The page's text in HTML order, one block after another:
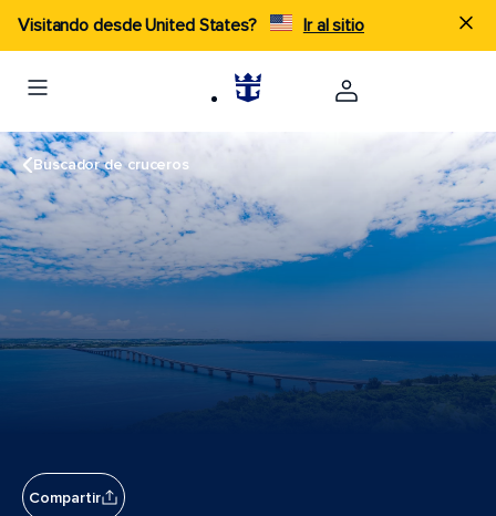
Visitando desde United States? Ir al sitio
Buscador de cruceros
Compartir